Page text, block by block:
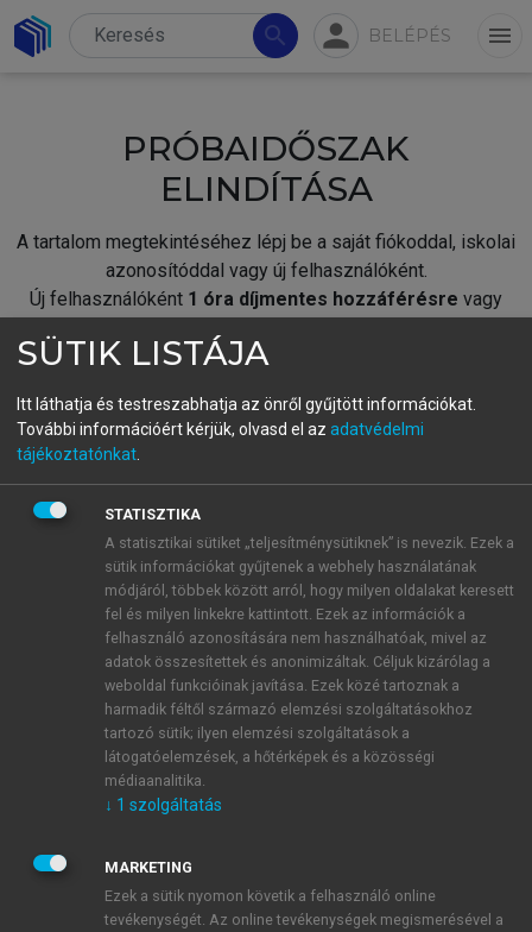
search person BELÉPÉS menu
PRÓBAIDŐSZAK
ELINDÍTÁSA
A tartalom megtekintéséhez lépj be a saját fiókoddal, iskolai
azonosítóddal vagy új felhasználóként.
Új felhasználóként 1 óra díjmentes hozzáférésre vagy
fiókoddal,vagy hozz létre új fiókot.
A regisztráció után apróbaidőszakautomatikusan
BELÉPÉS SAJÁT FIÓKKAL
ÚJ FIÓK LÉTREHOZÁSA
1 óra díjmentes hozzáférés
E-MAIL-CÍM
JELSZÓ
SÜTIK LISTÁJA
Itt láthatja és testreszabhatja az önről gyűjtött információkat.
További információért kérjük, olvasd el az adatvédelmi
tájékoztatónkat
STATISZTIKA
A statisztikai sütiket „teljesítménysütiknek” is nevezik. Ezek a
sütik információkat gyűjtenek a webhely használatának
módjáról, többek között arról, hogy milyen oldalakat keresett
fel és milyen linkekre kattintott. Ezek az információk a
felhasználó azonosítására nem használhatóak, mivel az
adatok összesítettek és anonimizáltak. Céljuk kizárólag a
weboldal funkcióinak javítása. Ezek közé tartoznak a
harmadik féltől származó elemzési szolgáltatásokhoz
tartozó sütik; ilyen elemzési szolgáltatások a
látogatóelemzések, a hőtérképek és a közösségi
médiaanalitika.
↓ 1 szolgáltatás
MARKETING
Ezek a sütik nyomon követik a felhasználó online
tevékenységét. Az online tevékenységek megismerésével a